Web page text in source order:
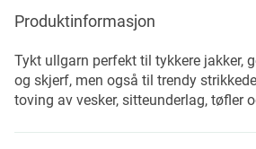
Produktinformasjon
Tykt ullgarn perfekt til tykkere jakker,
og skjerf, men også til trendy
toving av vesker, sitteunderlag, tøfler